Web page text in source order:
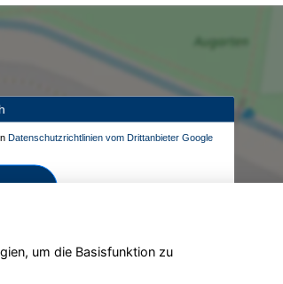
Datenschutzrichtlinien vom Drittanbieter Google
um die Basisfunktion zu